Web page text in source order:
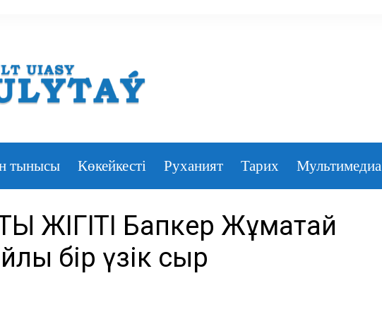
тынысы Көкейкесті Руханият Тарих Мультимедиа
Видео
ЖІГІТІ Бапкер Жұматай
бір үзік сыр